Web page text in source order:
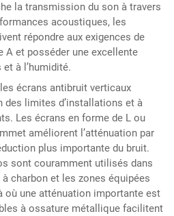
la transmission du son à travers
acoustiques, les
répondre aux exigences de
A et posséder une excellente
à l’humidité.
écrans antibruit verticaux
des limites d’installations et à
Les écrans en forme de L ou
améliorent l’atténuation par
plus importante du bruit.
sont couramment utilisés dans
charbon et les zones équipées
où une atténuation importante est
à ossature métallique facilitent